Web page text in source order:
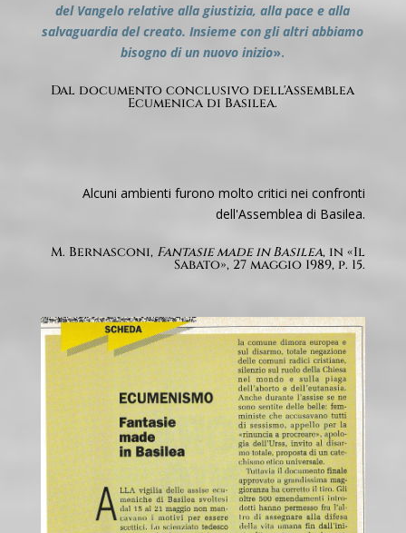
del Vangelo relative alla giustizia, alla pace e alla
salvaguardia del creato. Insieme con gli altri abbiamo
bisogno di un nuovo inizio».
Dal documento conclusivo dell'Assemblea
Ecumenica di Basilea.
Alcuni ambienti furono molto critici nei confronti
dell'Assemblea di Basilea.
M. Bernasconi, Fantasie made in Basilea, in «Il
Sabato», 27 maggio 1989, p. 15.